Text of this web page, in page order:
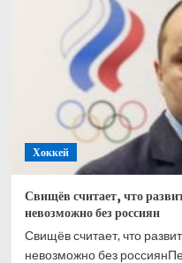
бенди
подал
в
отставку
из-
за
позиции
по
России
Хоккей
Свищёв считает, что
невозможно без россиян
Свищёв считает, что
невозможно без